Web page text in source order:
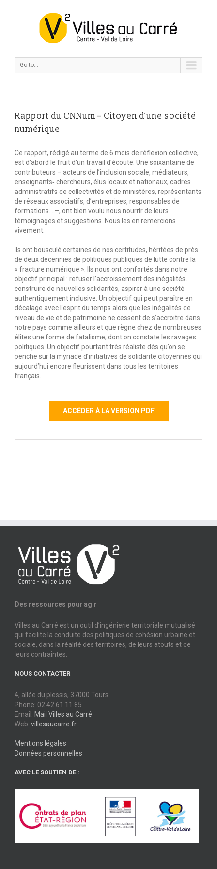
Go to...
Rapport du CNNum – Citoyen d’une société
numérique
Ce rapport, rédigé au terme de 6 mois de réflexion collective,
est d’abord le fruit d’un travail d’écoute. Une soixantaine de
contributeurs – acteurs de l’inclusion sociale, médiateurs,
enseignants‐ chercheurs, élus locaux et nationaux, cadres
administratifs de collectivités et de ministères, représentants
de réseaux associatifs, d’entreprises, responsables de
formations… –, ont bien voulu nous nourrir de leurs
témoignages et suggestions. Nous les en remercions
vivement.
Ils ont bousculé certaines de nos certitudes, héritées de près
de deux décennies de politiques publiques de lutte contre la
« fracture numérique ». Ils nous ont confortés dans notre
objectif principal : refuser l’accroissement des inégalités,
construire de nouvelles solidarités, aspirer à une société
authentiquement inclusive. Un objectif qui peut paraître en
décalage avec l’esprit du temps alors que les inégalités de
niveau de vie et de patrimoine ne cessent de s’accroitre dans
notre pays comme ailleurs et que règne chez de nombreuses
élites une forme de fatalisme, dont on constate les ravages
politiques. Un objectif pourtant très réaliste dès qu’on se
penche sur la myriade d’initiatives de solidarité citoyennes qui
aujourd’hui encore fleurissent dans tous les territoires
français.
ACCÉDER À LA VERSION PDF
Des ressources pour agir
Villes au Carré est un outil d’ingénierie territoriale mutualisé
qui facilite la conduite des politiques de cohésion urbaine et
sociale, dans la réalité des territoires, de leurs atouts et de
leurs contraintes.
NOUS CONTACTER
4, allée du plessis, 37000 Tours
Phone: 02 42 61 11 85
Email: Mail Villes au Carré
Web: villesaucarre.fr
Mentions légales
Données personnelles
AVEC LE SOUTIEN DE :